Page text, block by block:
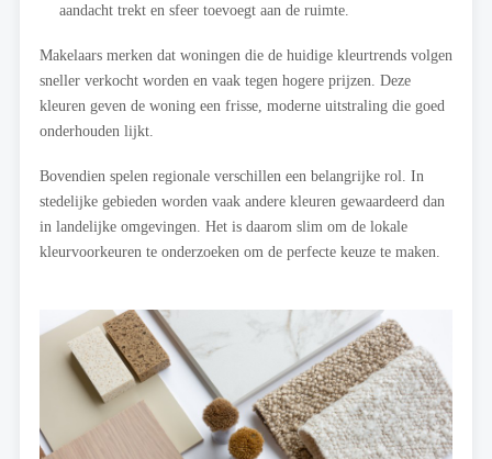
aandacht trekt en sfeer toevoegt aan de ruimte.
Makelaars merken dat woningen die de huidige kleurtrends volgen
sneller verkocht worden en vaak tegen hogere prijzen. Deze
kleuren geven de woning een frisse, moderne uitstraling die goed
onderhouden lijkt.
Bovendien spelen regionale verschillen een belangrijke rol. In
stedelijke gebieden worden vaak andere kleuren gewaardeerd dan
in landelijke omgevingen. Het is daarom slim om de lokale
kleurvoorkeuren te onderzoeken om de perfecte keuze te maken.